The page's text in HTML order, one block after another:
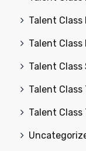
Talent Class
Talent Class
Talent Class
Talent Class
Talent Class